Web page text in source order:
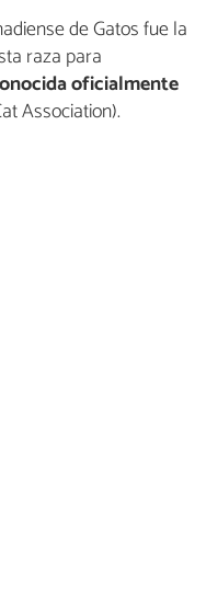
de Gatos fue la
raza para
oficialmente
Association).